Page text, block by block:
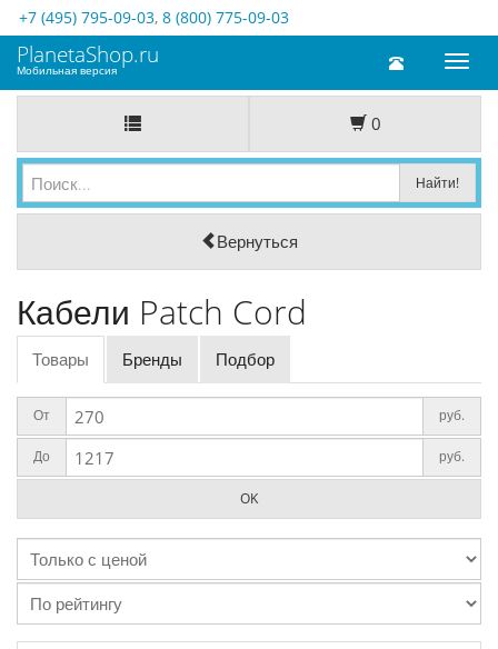
+7 (495) 795-09-03, 8 (800) 775-09-03
Toggle
PlanetaShop.ru
Мобильная версия
0
Вернуться
Кабели Patch Cord
Товары Бренды Подбор
От руб.
До руб.